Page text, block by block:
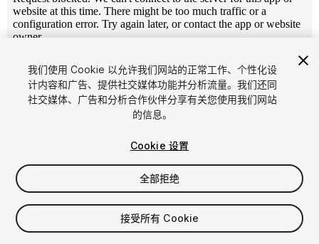
1/19
$200
增值税将在结算时计算
我们使用 Cookie 以允许我们网站的正常工作、个性化设
计内容和广告、提供社交媒体功能并分析流量。我们还同
社交媒体、广告和分析合作伙伴分享有关您使用我们网站
的信息。
Cookie 设置
全部拒绝
接受所有 Cookie